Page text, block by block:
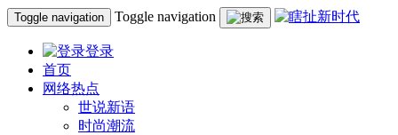
Toggle navigation Toggle navigation
登录
首页
网络热点
世说新语
时尚潮流